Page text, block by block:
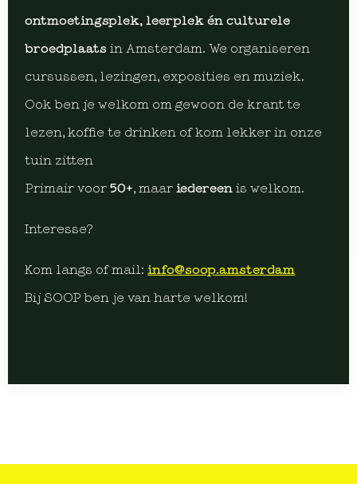
ontmoetingsplek, leerplek én culturele
broedplaats in Amsterdam. We organiseren
cursussen, lezingen, exposities en muziek.
Ook ben je welkom om gewoon de krant te
lezen, koffie te drinken of kom lekker in onze
tuin zitten
Primair voor50+, maariedereen is welkom.
Interesse?
Kom langs of mail:info@soop.amsterdam
Bij SOOP ben je van harte welkom!